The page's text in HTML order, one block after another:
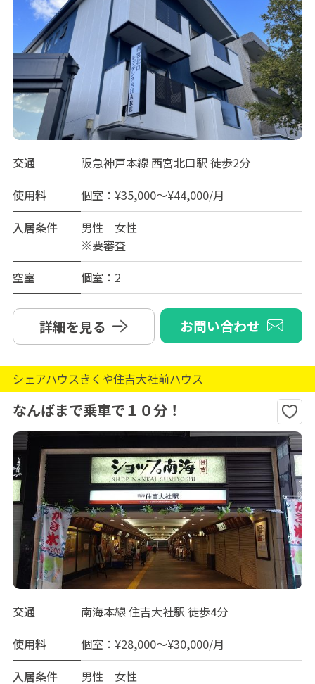
交通
阪急神戸本線 西宮北口駅 徒歩2分
使用料
個室：¥35,000～¥44,000/月
入居条件
男性 女性
※要審査
空室
個室：2
詳細を見る お問い合わせ
シェアハウスきくや住吉大社前ハウス
なんばまで乗車で１０分！
交通
南海本線 住吉大社駅 徒歩4分
使用料
個室：¥28,000～¥30,000/月
入居条件
男性 女性